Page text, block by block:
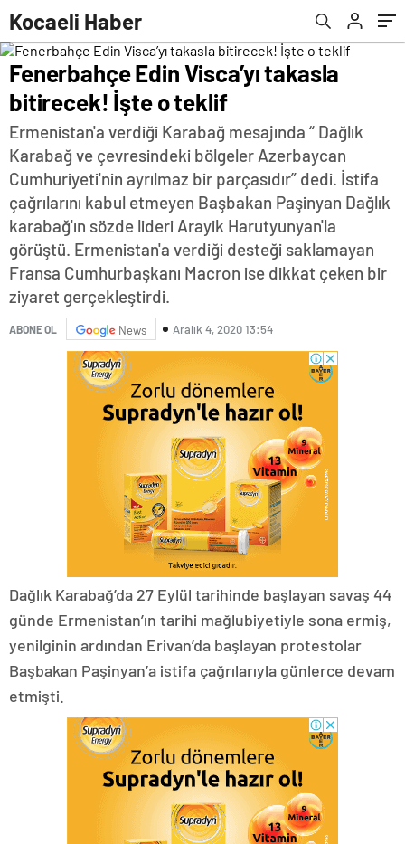
Kocaeli Haber
Fenerbahçe Edin Visca’yı takasla
bitirecek! İşte o teklif
Ermenistan'a verdiği Karabağ mesajında “ Dağlık
Karabağ ve çevresindeki bölgeler Azerbaycan
Cumhuriyeti'nin ayrılmaz bir parçasıdır” dedi. İstifa
çağrılarını kabul etmeyen Başbakan Paşinyan Dağlık
karabağ'ın sözde lideri Arayik Harutyunyan'la
görüştü. Ermenistan'a verdiği desteği saklamayan
Fransa Cumhurbaşkanı Macron ise dikkat çeken bir
ziyaret gerçekleştirdi.
ABONE OL News Aralık 4, 2020 13:54
Dağlık Karabağ’da 27 Eylül tarihinde başlayan savaş 44
günde Ermenistan’ın tarihi mağlubiyetiyle sona ermiş,
yenilginin ardından Erivan’da başlayan protestolar
Başbakan Paşinyan’a istifa çağrılarıyla günlerce devam
etmişti.